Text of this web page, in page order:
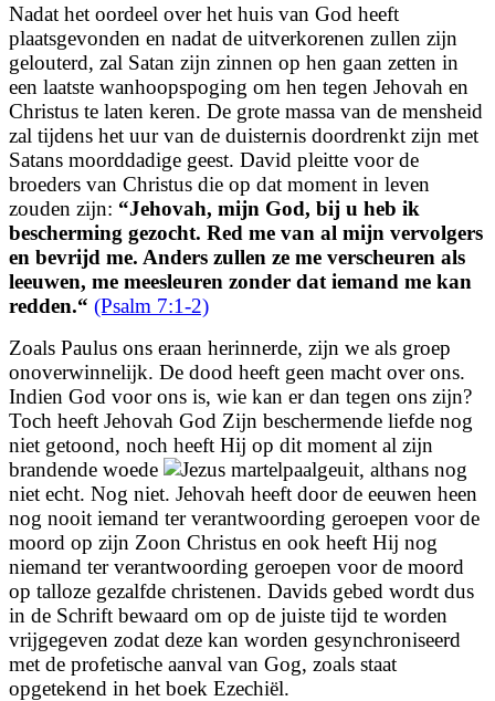
Nadat het oordeel over het huis van God heeft
plaatsgevonden en nadat de uitverkorenen zullen zijn
gelouterd, zal Satan zijn zinnen op hen gaan zetten in
een laatste wanhoopspoging om hen tegen Jehovah en
Christus te laten keren. De grote massa van de mensheid
zal tijdens het uur van de duisternis doordrenkt zijn met
Satans moorddadige geest. David pleitte voor de
broeders van Christus die op dat moment in leven
zouden zijn: “Jehovah, mijn God, bij u heb ik
bescherming gezocht. Red me van al mijn vervolgers
en bevrijd me. Anders zullen ze me verscheuren als
leeuwen, me meesleuren zonder dat iemand me kan
redden.“ (Psalm 7:1-2)
Zoals Paulus ons eraan herinnerde, zijn we als groep
onoverwinnelijk. De dood heeft geen macht over ons.
Indien God voor ons is, wie kan er dan tegen ons zijn?
Toch heeft Jehovah God Zijn beschermende liefde nog
niet getoond, noch heeft Hij op dit moment al zijn
brandende woede
geuit, althans nog
niet echt. Nog niet. Jehovah heeft door de eeuwen heen
nog nooit iemand ter verantwoording geroepen voor de
moord op zijn Zoon Christus en ook heeft Hij nog
niemand ter verantwoording geroepen voor de moord
op talloze gezalfde christenen. Davids gebed wordt dus
in de Schrift bewaard om op de juiste tijd te worden
vrijgegeven zodat deze kan worden gesynchroniseerd
met de profetische aanval van Gog, zoals staat
opgetekend in het boek Ezechiël.